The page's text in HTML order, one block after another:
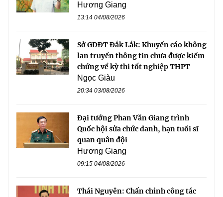
Hương Giang
13:14 04/08/2026
Sở GDĐT Đắk Lắk: Khuyến cáo không
lan truyền thông tin chưa được kiểm
chứng về kỳ thi tốt nghiệp THPT
Ngọc Giàu
20:34 03/08/2026
Đại tướng Phan Văn Giang trình
Quốc hội sửa chức danh, hạn tuổi sĩ
quan quân đội
Hương Giang
09:15 04/08/2026
Thái Nguyên: Chấn chỉnh công tác